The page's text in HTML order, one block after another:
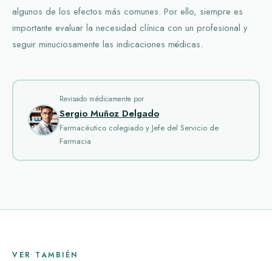
algunos de los efectos más comunes. Por ello, siempre es
importante evaluar la necesidad clínica con un profesional y
seguir minuciosamente las indicaciones médicas.
Revisado médicamente por
Sergio Muñoz Delgado
Farmacéutico colegiado y Jefe del Servicio de
Farmacia
VER TAMBIÉN